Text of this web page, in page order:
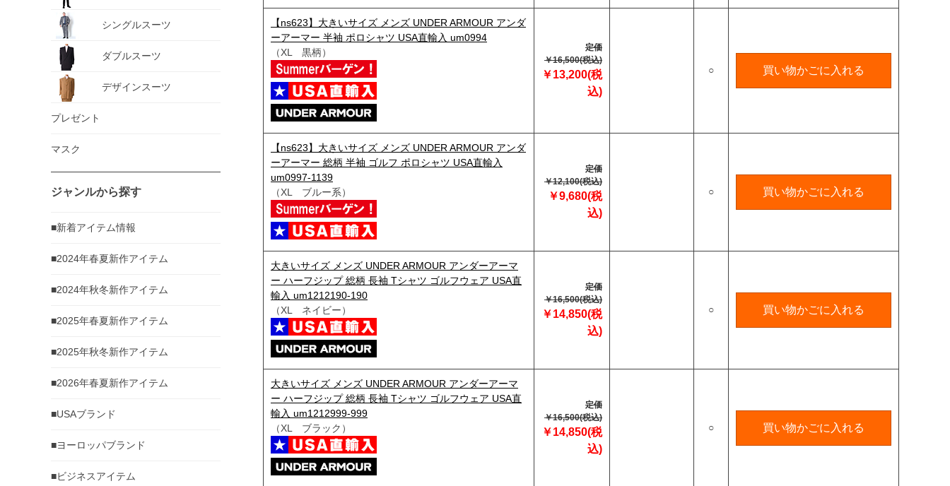
シングルスーツ
ダブルスーツ
デザインスーツ
プレゼント
マスク
ジャンルから探す
■新着アイテム情報
■2024年春夏新作アイテム
■2024年秋冬新作アイテム
■2025年春夏新作アイテム
■2025年秋冬新作アイテム
■2026年春夏新作アイテム
■USAブランド
■ヨーロッパブランド
■ビジネスアイテム
【ns623】大きいサイズ メンズ UNDER ARMOUR アンダ
ーアーマー 半袖 ポロシャツ USA直輸入 um0994
（XL 黒柄）
定価
￥16,500(税込)
￥13,200(税
込)
○ 買い物かごに入れる
【ns623】大きいサイズ メンズ UNDER ARMOUR アンダ
ーアーマー 総柄 半袖 ゴルフ ポロシャツ USA直輸入
um0997-1139
（XL ブルー系）
定価
￥12,100(税込)
￥9,680(税
込)
○ 買い物かごに入れる
大きいサイズ メンズ UNDER ARMOUR アンダーアーマ
ー ハーフジップ 総柄 長袖 Tシャツ ゴルフウェア USA直
輸入 um1212190-190
（XL ネイビー）
定価
￥16,500(税込)
￥14,850(税
込)
○ 買い物かごに入れる
大きいサイズ メンズ UNDER ARMOUR アンダーアーマ
ー ハーフジップ 総柄 長袖 Tシャツ ゴルフウェア USA直
輸入 um1212999-999
（XL ブラック）
定価
￥16,500(税込)
￥14,850(税
込)
○ 買い物かごに入れる